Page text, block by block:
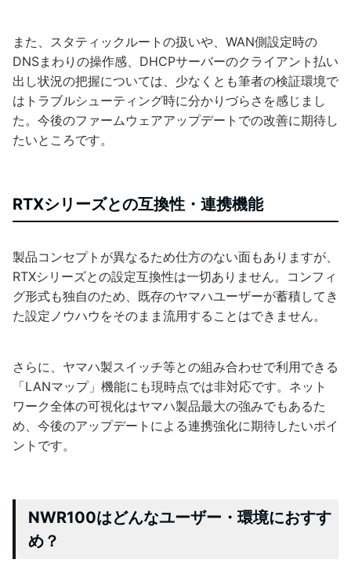
また、スタティックルートの扱いや、WAN側設定時の
DNSまわりの操作感、DHCPサーバーのクライアント払い
出し状況の把握については、少なくとも筆者の検証環境で
はトラブルシューティング時に分かりづらさを感じまし
た。今後のファームウェアアップデートでの改善に期待し
たいところです。
RTXシリーズとの互換性・連携機能
製品コンセプトが異なるため仕方のない面もありますが、
RTXシリーズとの設定互換性は一切ありません。コンフィ
グ形式も独自のため、既存のヤマハユーザーが蓄積してき
た設定ノウハウをそのまま流用することはできません。
さらに、ヤマハ製スイッチ等との組み合わせで利用できる
「LANマップ」機能にも現時点では非対応です。ネット
ワーク全体の可視化はヤマハ製品最大の強みでもあるた
め、今後のアップデートによる連携強化に期待したいポイ
ントです。
NWR100はどんなユーザー・環境におすす
め？